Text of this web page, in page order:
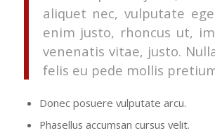
aliquet nec, vulputate
enim justo, rhoncus ut,
venenatis vitae, justo.
felis eu pede mollis
Donec posuere vulputate arcu.
Phasellus accumsan cursus velit.